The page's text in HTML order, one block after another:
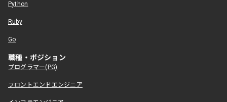
Python
Ruby
Go
職種・ポジション
プログラマー(PG)
フロントエンドエンジニア